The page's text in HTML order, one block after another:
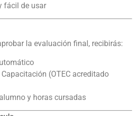
fácil de usar
la evaluación final, recibirás:
(OTEC acreditado
y horas cursadas